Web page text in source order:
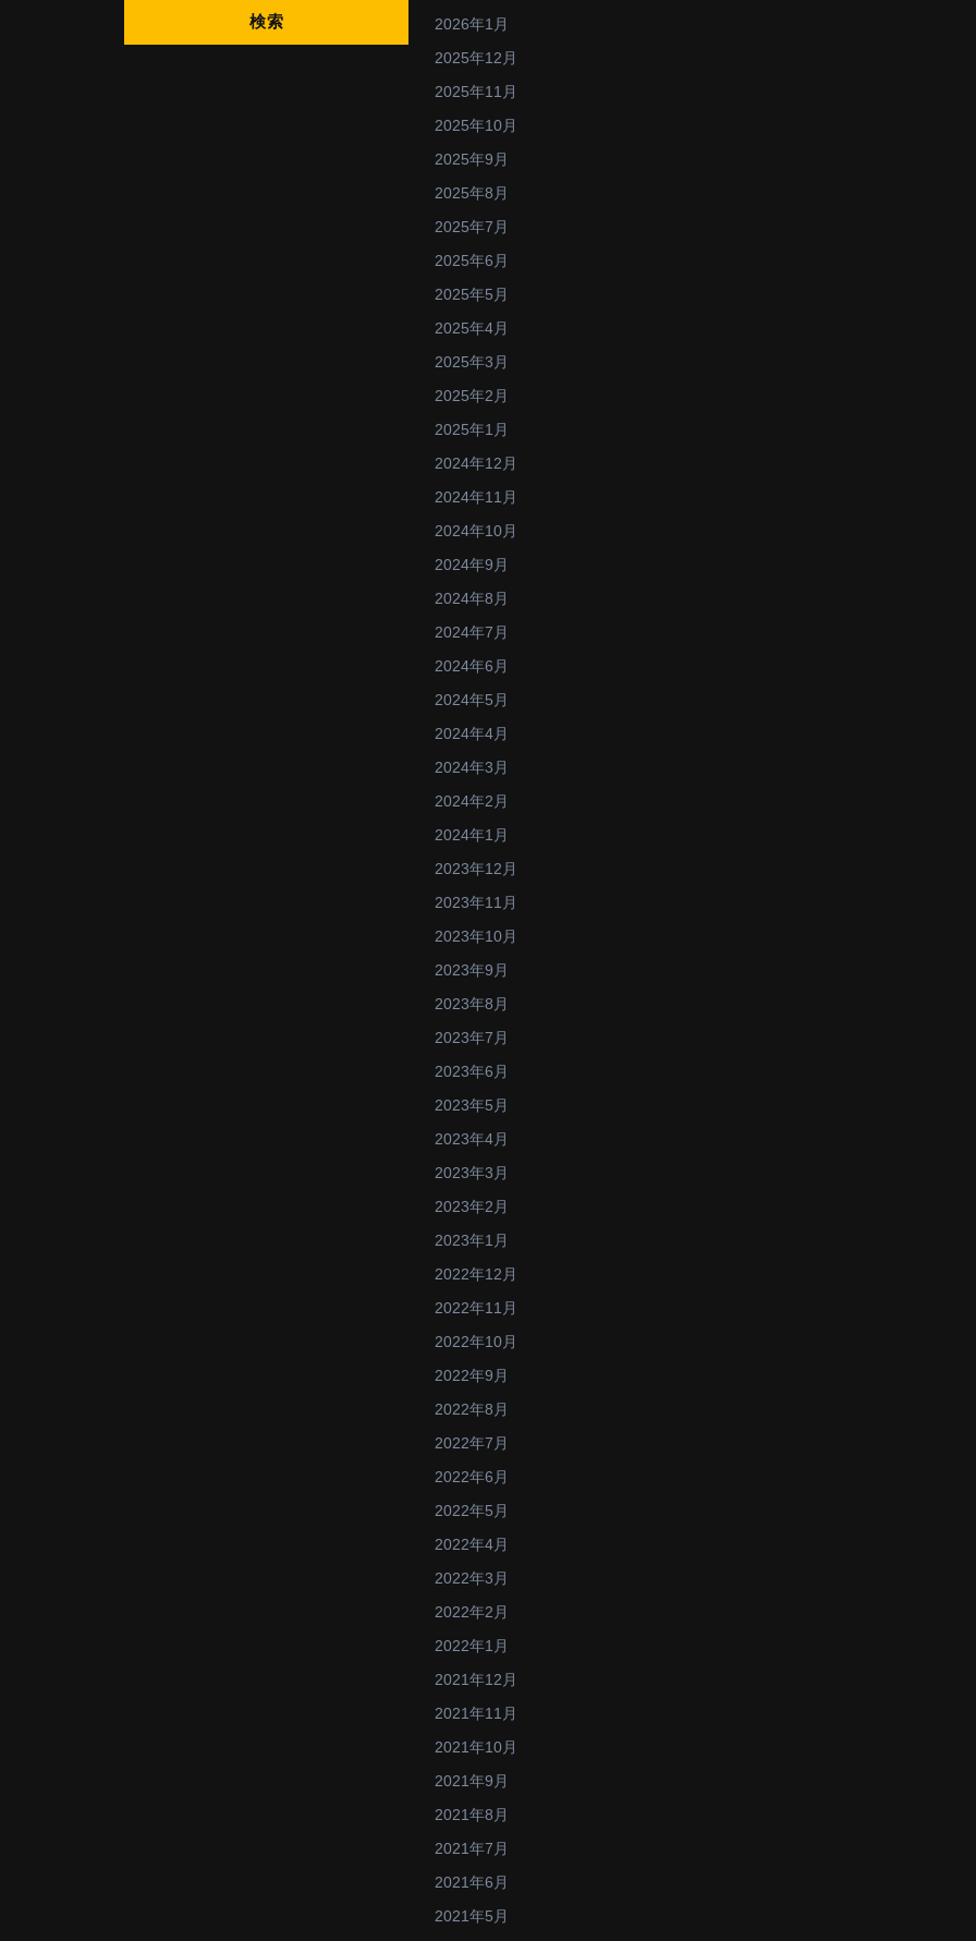
2026年1月
2025年12月
2025年11月
2025年10月
2025年9月
2025年8月
2025年7月
2025年6月
2025年5月
2025年4月
2025年3月
2025年2月
2025年1月
2024年12月
2024年11月
2024年10月
2024年9月
2024年8月
2024年7月
2024年6月
2024年5月
2024年4月
2024年3月
2024年2月
2024年1月
2023年12月
2023年11月
2023年10月
2023年9月
2023年8月
2023年7月
2023年6月
2023年5月
2023年4月
2023年3月
2023年2月
2023年1月
2022年12月
2022年11月
2022年10月
2022年9月
2022年8月
2022年7月
2022年6月
2022年5月
2022年4月
2022年3月
2022年2月
2022年1月
2021年12月
2021年11月
2021年10月
2021年9月
2021年8月
2021年7月
2021年6月
2021年5月